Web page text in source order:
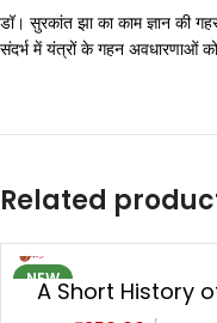
डॉ। सुरकांत झा का काम ज्ञान की
संदर्भ में यंत्रों के गहन अवधारणाओं
Related
NEW
A Short History
Aryan Medical